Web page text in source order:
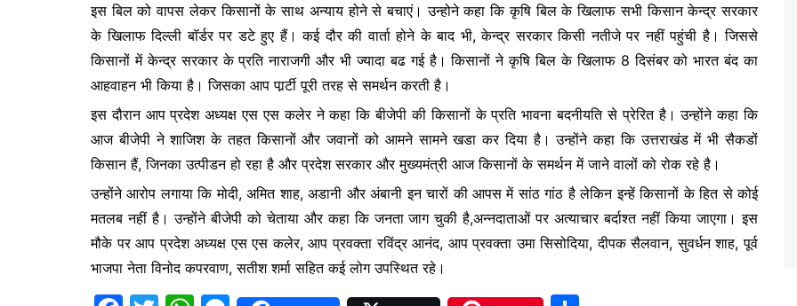
इस बिल को वापस लेकर किसानों के साथ अन्याय होने से बचाएं। उन्होने कहा कि कृषि बिल के खिलाफ सभी किसान केन्द्र सरकार
के खिलाफ दिल्ली बॉर्डर पर डटे हुए हैं। कई दौर की वार्ता होने के बाद भी, केन्द्र सरकार किसी नतीजे पर नहीं पहुंची है। जिससे
किसानों में केन्द्र सरकार के प्रति नाराजगी और भी ज्यादा बढ गई है। किसानों ने कृषि बिल के खिलाफ 8 दिसंबर को भारत बंद का
आहवाहन भी किया है। जिसका आप पार्र्टी पूरी तरह से समर्थन करती है।
इस दौरान आप प्रदेश अध्यक्ष एस एस कलेर ने कहा कि बीजेपी की किसानों के प्रति भावना बदनीयति से प्रेरित है। उन्होंने कहा कि
आज बीजेपी ने शाजिश के तहत किसानों और जवानों को आमने सामने खडा कर दिया है। उन्होंने कहा कि उत्तराखंड में भी सैकडों
किसान हैं, जिनका उत्पीडन हो रहा है और प्रदेश सरकार और मुख्यमंत्री आज किसानों के समर्थन में जाने वालों को रोक रहे है।
उन्होंने आरोप लगाया कि मोदी, अमित शाह, अडानी और अंबानी इन चारों की आपस में सांठ गांठ है लेकिन इन्हें किसानों के हित से कोई
मतलब नहीं है। उन्होंने बीजेपी को चेताया और कहा कि जनता जाग चुकी है,अन्नदाताओं पर अत्याचार बर्दाश्त नहीं किया जाएगा। इस
मौके पर आप प्रदेश अध्यक्ष एस एस कलेर, आप प्रवक्ता रविंद्र आनंद, आप प्रवक्ता उमा सिसोदिया, दीपक सैलवान, सुवर्धन शाह, पूर्व
भाजपा नेता विनोद कपरवाण, सतीश शर्मा सहित कई लोग उपस्थित रहे।